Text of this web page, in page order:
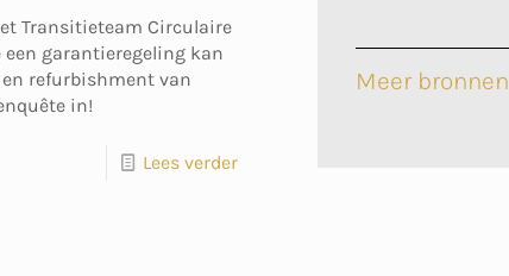
Transitieteam Circulaire
garantieregeling kan
refurbishment van
in!
Lees verder
Meer bronnen